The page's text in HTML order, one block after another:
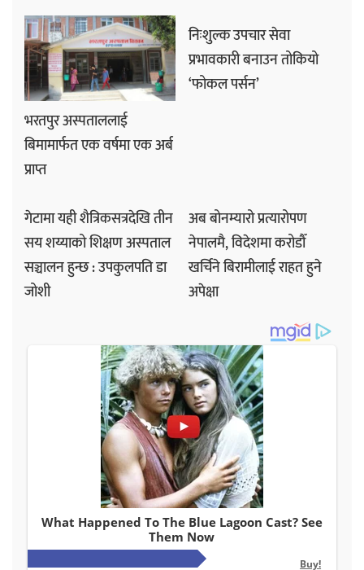
भरतपुर अस्पताललाई
बिमामार्फत एक वर्षमा एक अर्ब
प्राप्त
निःशुल्क उपचार सेवा
प्रभावकारी बनाउन तोकियो
‘फोकल पर्सन’
गेटामा यही शैत्रिकसत्रदेखि तीन
सय शय्याको शिक्षण अस्पताल
सञ्चालन हुन्छ : उपकुलपति डा
जोशी
अब बोनम्यारो प्रत्यारोपण
नेपालमै, विदेशमा करोडौँ
खर्चिने बिरामीलाई राहत हुने
अपेक्षा